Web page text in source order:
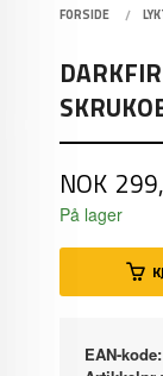
FORSIDE
Pris
NOK
På lager
EAN-kode: